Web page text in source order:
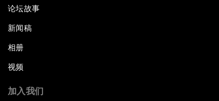
论坛故事
新闻稿
相册
视频
加入我们